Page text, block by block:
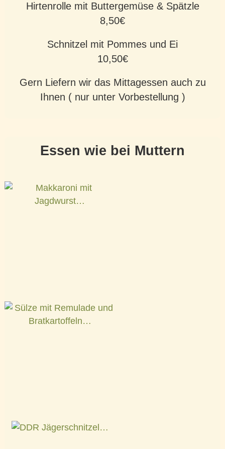
Hirtenrolle mit Buttergemüse & Spätzle
8,50€
Schnitzel mit Pommes und Ei
10,50€
Gern Liefern wir das Mittagessen auch zu
Ihnen ( nur unter Vorbestellung )
Essen wie bei Muttern